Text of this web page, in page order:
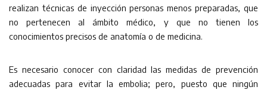
realizan técnicas de inyección personas menos preparadas, que
no pertenecen al ámbito médico, y que no tienen los
conocimientos precisos de anatomía o de medicina.
Es necesario conocer con claridad las medidas de prevención
adecuadas para evitar la embolia; pero, puesto que ningún